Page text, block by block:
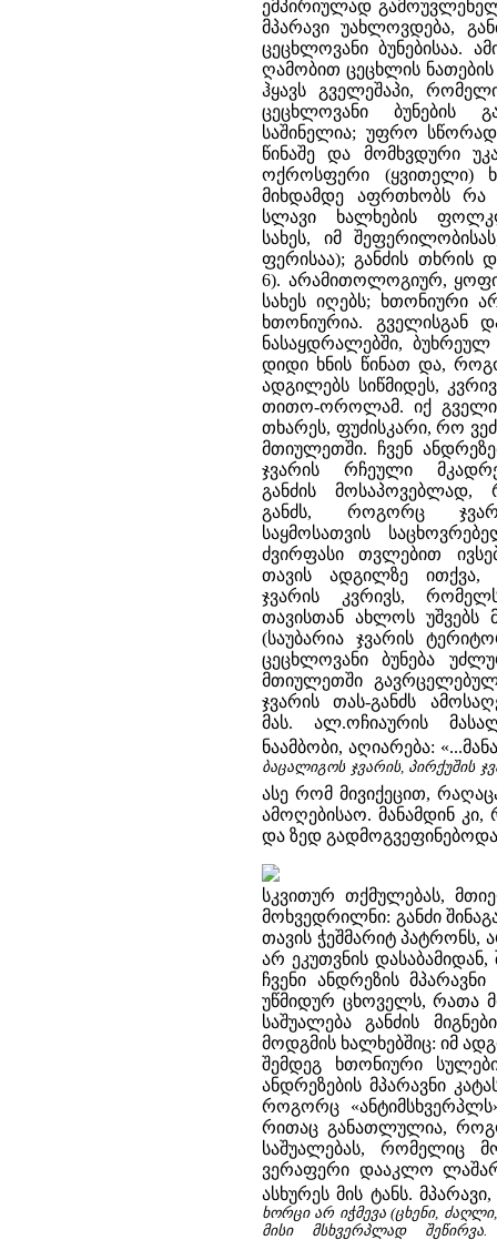
ემპირიულად
მპარავი უახლოვდება,
ცეცხლოვანი ბუნებისაა.
ღამობით ცეცხლის
ჰყავს გველეშაპი,
ცეცხლოვანი ბუნების
საშინელია; უფრო
წინაშე და მომხვდური
ოქროსფერი (ყვითელი)
მიხდამდე აფრთხობს რა
სლავი ხალხების
სახეს, იმ
ფერისაა); განძის თხრის
6). არამითოლოგიურ,
სახეს იღებს; ხთონიური
ხთონიურია. გველისგან
ნასაყდრალებში,
დიდი ხნის წინათ და,
ადგილებს სიწმიდეს,
თითო-ოროლამ. იქ გველი
თხარეს, ფუძისკარი, რო
მთიულეთში. ჩვენ
ჯვარის რჩეული
განძის მოსაპოვებლად,
განძს, როგორც
საყმოსათვის
ძვირფასი თვლებით
თავის ადგილზე ითქვა,
ჯვარის კვრივს,
თავისთან ახლოს უშვებს
(საუბარია ჯვარის
ცეცხლოვანი ბუნება
მთიულეთში
ჯვარის თას-განძს
მას. ალ.ოჩიაურის
ნაამბობი, აღიარება:
ბაცალიგოს ჯვარის, პირქუშის
ასე რომ მივიქეცით,
ამოღებისაო. მანამდინ
და ზედ
სკვითურ თქმულებას,
მოხვედრილნი: განძი
თავის ჭეშმარიტ პატრონს,
არ ეკუთვნის
ჩვენი ანდრეზის
უწმიდურ ცხოველს, რათა
საშუალება განძის
მოდგმის ხალხებშიც: იმ
შემდეგ ხთონიური
ანდრეზების მპარავნი
როგორც
რითაც განათლულია,
საშუალებას, რომელიც
ვერაფერი დააკლო
ასხურეს მის ტანს.
ხორცი არ იჭმევა (ცხენი,
მისი მსხვერპლად